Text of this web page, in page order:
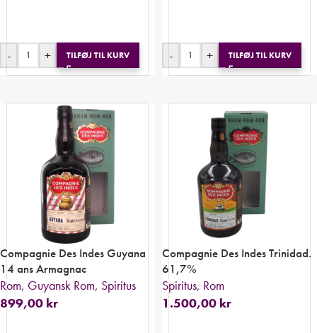
- + TILFØJ TIL KURV - + TILFØJ TIL KURV
Compagnie Des Indes Guyana
14 ans Armagnac
Rom, Guyansk Rom, Spiritus
899,00 kr
Compagnie Des Indes Trinidad.
61,7%
Spiritus, Rom
1.500,00 kr